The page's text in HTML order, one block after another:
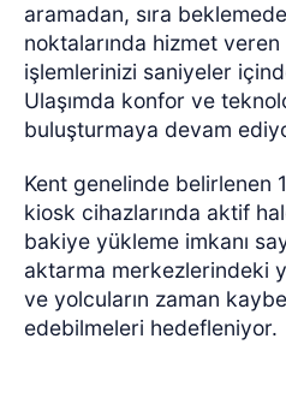
aramadan, sıra
noktalarında hizmet veren
işlemlerinizi saniyeler
Ulaşımda konfor ve
buluşturmaya devam
Kent genelinde belirlenen
kiosk cihazlarında aktif
bakiye yükleme imkanı
aktarma merkezlerindeki
ve yolcuların zaman
edebilmeleri hedefleniyor.